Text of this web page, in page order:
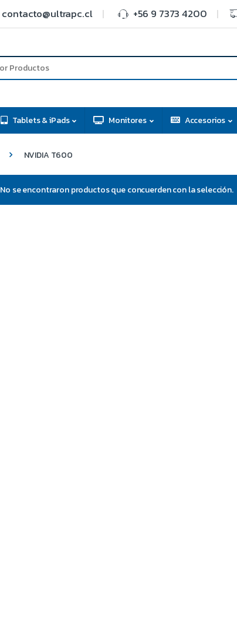
contacto@ultrapc.cl +56 9 7373 4200
Tablets & iPads Monitores Accesorios
NVIDIA T600
No se encontraron productos que concuerden con la selección.